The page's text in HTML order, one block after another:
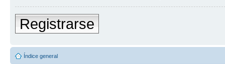
Registrarse
Índice general